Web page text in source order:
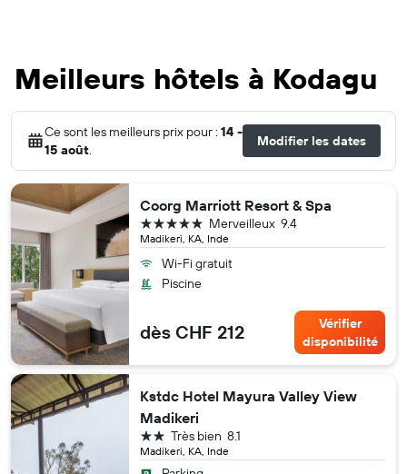
Meilleurs hôtels à Kodagu
Ce sont les meilleurs prix pour : 14 -
15 août.
Modifier les dates
Coorg Marriott Resort & Spa
Madikeri, KA, Inde
9.4
Merveilleux
5 étoiles
Wi-Fi gratuit
Piscine
dès CHF 212
Vérifier
disponibilité
Kstdc Hotel Mayura Valley View
Madikeri
Madikeri, KA, Inde
8.1
Très bien
2 étoiles